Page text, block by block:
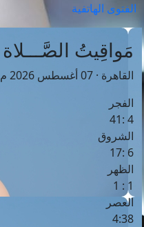
الفتوى الهاتفية
مَواقِيتُ الصَّـــلاة
القاهرة · 07 أغسطس 2026 م
الفجر
4 :41
الشروق
6 :17
الظهر
1 : 1
العصر
4:38